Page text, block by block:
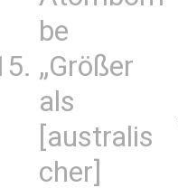
be
„Größer
als
[australis
cher]